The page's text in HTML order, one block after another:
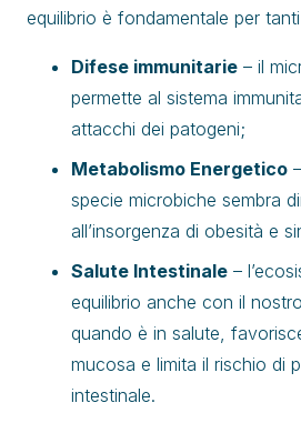
equilibrio è fondamentale per
Difese immunitarie – il
permette al sistema
attacchi dei patogeni;
Metabolismo Energetico
specie microbiche sembra
all’insorgenza di obesità e
Salute Intestinale –
equilibrio anche con il
quando è in salute,
mucosa e limita il rischio di
intestinale.